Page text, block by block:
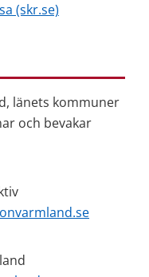
(skr.se)
länets kommuner
och bevakar